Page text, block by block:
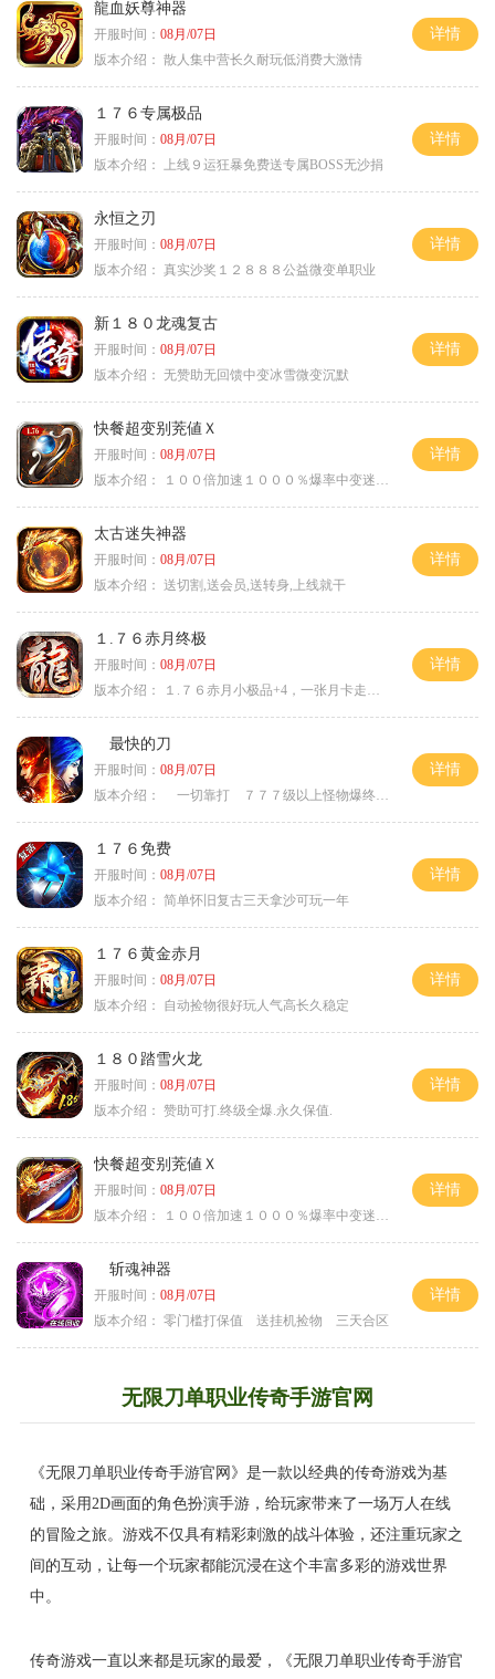
龍血妖尊神器
开服时间： 08月/07日
版本介绍： 散人集中营长久耐玩低消费大激情
详情
１７６专属极品
开服时间： 08月/07日
版本介绍：
上线９运狂暴免费送专属BOSS无沙捐
详情
永恒之刃
开服时间： 08月/07日
版本介绍： 真实沙奖１２８８８公益微变单职业
详情
新１８０龙魂复古
开服时间： 08月/07日
版本介绍： 无赞助无回馈中变冰雪微变沉默
详情
快餐超变别茺値Ｘ
开服时间： 08月/07日
版本介绍：
１００倍加速１０００％爆率中变迷失单职
详情
太古迷失神器
开服时间： 08月/07日
版本介绍： 送切割,送会员,送转身,上线就干
详情
１.７６赤月终极
开服时间： 08月/07日
版本介绍：
１.７６赤月小极品+4，一张月卡走天涯a
详情
最快的刀
开服时间： 08月/07日
版本介绍：
一切靠打 ７７７级以上怪物爆终极
详情
１７６免费
开服时间： 08月/07日
版本介绍： 简单怀旧复古三天拿沙可玩一年
详情
１７６黄金赤月
开服时间： 08月/07日
版本介绍：
自动捡物很好玩人气高长久稳定
详情
１８０踏雪火龙
开服时间： 08月/07日
版本介绍： 赞助可打.终级全爆.永久保值.
详情
快餐超变别茺値Ｘ
开服时间： 08月/07日
版本介绍：
１００倍加速１０００％爆率中变迷失单职
详情
斩魂神器
开服时间： 08月/07日
版本介绍： 零门槛打保值 送挂机捡物 三天合区
详情
无限刀单职业传奇手游官网
《无限刀单职业传奇手游官网》是一款以经典的传奇游戏为基
础，采用2D画面的角色扮演手游，给玩家带来了一场万人在线
的冒险之旅。游戏不仅具有精彩刺激的战斗体验，还注重玩家之
间的互动，让每一个玩家都能沉浸在这个丰富多彩的游戏世界
中。
传奇游戏一直以来都是玩家的最爱，《无限刀单职业传奇手游官